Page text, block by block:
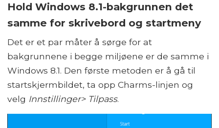
Hold Windows 8.1-bakgrunnen det
samme for skrivebord og startmeny
Det er et par måter å sørge for at
bakgrunnene i begge miljøene er de samme i
Windows 8.1. Den første metoden er å gå til
startskjermbildet, ta opp Charms-linjen og
velg Innstillinger> Tilpass.